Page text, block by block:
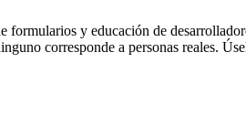
y educación de
corresponde a personas reales.